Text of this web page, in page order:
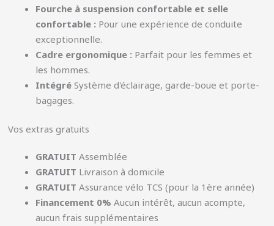
Fourche à suspension confortable et selle
confortable : Pour une expérience de conduite
exceptionnelle.
Cadre ergonomique : Parfait pour les femmes et
les hommes.
Intégré Système d'éclairage, garde-boue et porte-
bagages.
Vos extras gratuits
GRATUIT Assemblée
GRATUIT Livraison à domicile
GRATUIT Assurance vélo TCS (pour la 1ère année)
Financement 0% Aucun intérêt, aucun acompte,
aucun frais supplémentaires